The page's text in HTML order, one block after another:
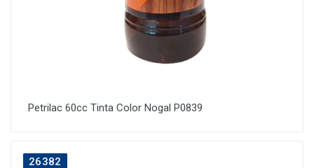
Petrilac 60cc Tinta Color Nogal P0839
26382